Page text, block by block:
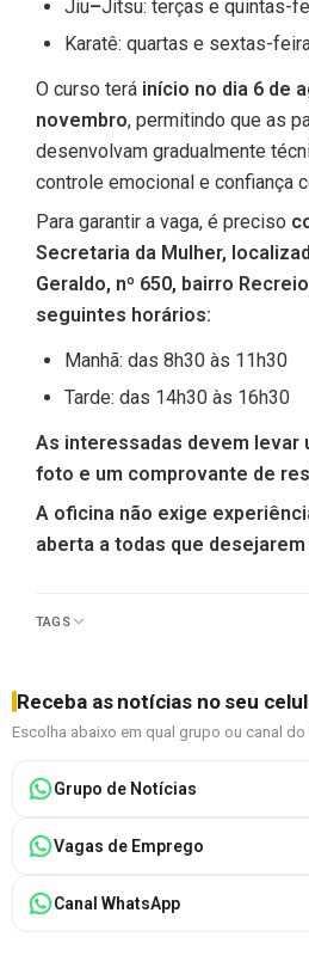
Jiu–Jitsu: terças e quintas-
Karatê: quartas e sextas-
O curso terá início no dia 6 de
novembro, permitindo que as
desenvolvam gradualmente
controle emocional e confiança
Para garantir a vaga, é preciso
Secretaria da Mulher,
Geraldo, nº 650, bairro
seguintes horários:
Manhã: das 8h30 às 11h30
Tarde: das 14h30 às 16h30
As interessadas devem levar
foto e um comprovante de
A oficina não exige
aberta a todas que desejarem
TAGS
Receba as notícias no seu
Escolha abaixo em qual grupo ou canal
Grupo de Notícias
Vagas de Emprego
Canal WhatsApp